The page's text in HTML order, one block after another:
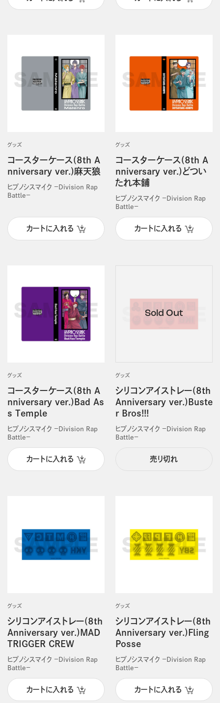
グッズ
コースターケース(8th A
nniversary ver.)麻天狼
ヒプノシスマイク －Division Rap
Battle－
カートに入れる
グッズ
コースターケース(8th A
nniversary ver.)どつい
たれ本舗
ヒプノシスマイク －Division Rap
Battle－
カートに入れる
グッズ
コースターケース(8th A
nniversary ver.)Bad As
s Temple
ヒプノシスマイク －Division Rap
Battle－
カートに入れる
グッズ
シリコンアイストレー(8th
Anniversary ver.)Buste
r Bros!!!
ヒプノシスマイク －Division Rap
Battle－
売り切れ
グッズ
シリコンアイストレー(8th
Anniversary ver.)MAD
TRIGGER CREW
ヒプノシスマイク －Division Rap
Battle－
カートに入れる
グッズ
シリコンアイストレー(8th
Anniversary ver.)Fling
Posse
ヒプノシスマイク －Division Rap
Battle－
カートに入れる